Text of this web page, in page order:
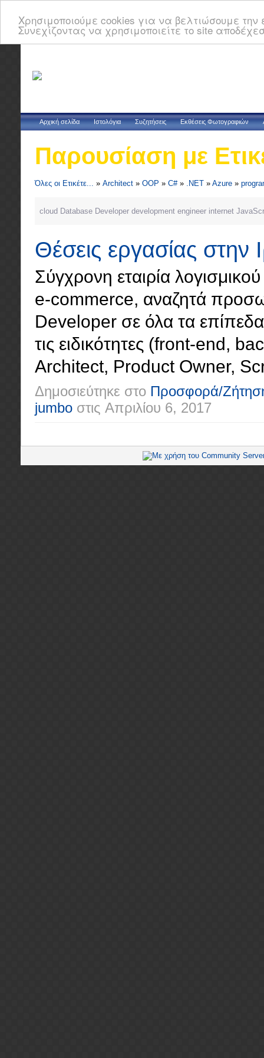
Χρησιμοποιούμε cookies για να βελτιώσουμε
Συνεχίζοντας να χρησιμοποιείτε το site
Αρχική σελίδα Ιστολόγια Συζητήσεις Εκθέσεις Φωτογραφιών
Παρουσίαση με
Όλες οι Ετικέτε... » Architect » OOP » C#» .NET » Azure »
cloud Database Developer development engineer internet
Θέσεις εργασίας στην
Σύγχρονη εταιρία
e-commerce, αναζητά
Developer σε όλα τα
τις ειδικότητες (front-end,
Architect, Product Owner,
Δημοσιεύτηκε στο Προσφορά/
jumbo στις Απριλίου 6, 2017